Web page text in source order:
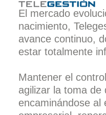
El mercado
nacimiento,
avance continuo,
estar totalmente
Mantener el
agilizar la toma de
encaminándose al